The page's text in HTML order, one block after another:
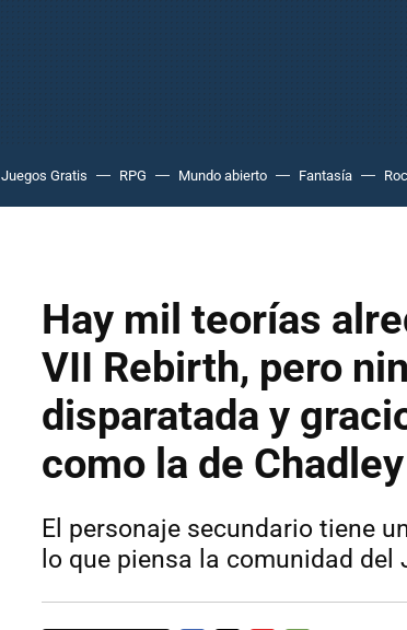
Juegos Gratis RPG Mundo abierto Fantasía
Hay mil teorías
VII Rebirth, pero
disparatada y
como la de Chadley
El personaje secundario tiene
lo que piensa la comunidad del